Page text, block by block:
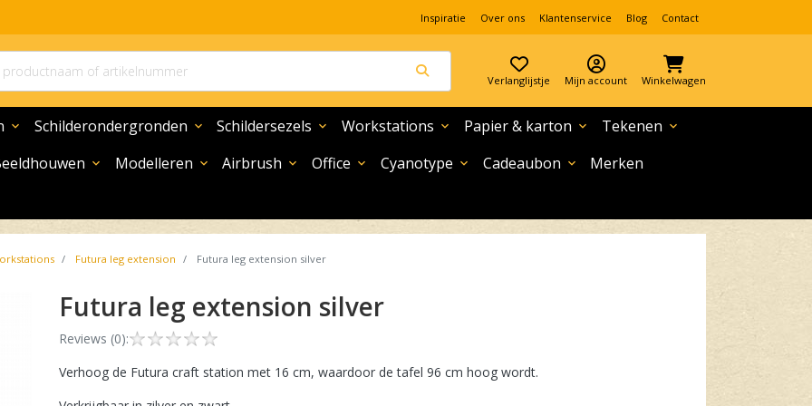
Inspiratie Over ons Klantenservice Blog Contact
Verlanglijstje Mijn account Winkelwagen
expand_more Schilderondergronden expand_more Schildersezels expand_more Workstations expand_more Papier & karton expand_more Tekenen expand_more
expand_more Modelleren expand_more Airbrush expand_more Office expand_more Cyanotype expand_more Cadeaubon expand_more
Merken
Futura leg extension Futura leg extension silver
Futura leg extension silver
Reviews (0):
Verhoog de Futura craft station met 16 cm, waardoor de tafel 96 cm hoog wordt.